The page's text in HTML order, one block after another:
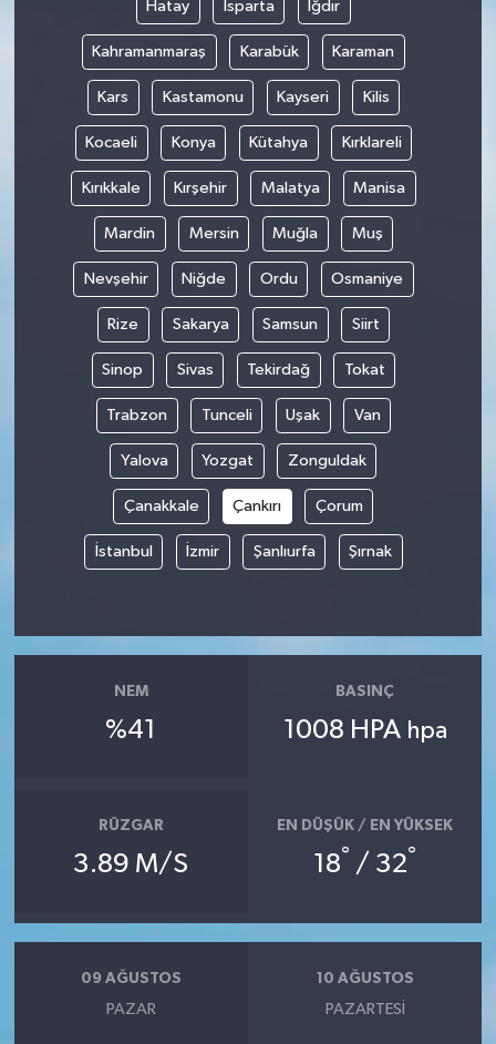
Hatay Isparta Iğdır
Kahramanmaraş Karabük Karaman
Kars Kastamonu Kayseri Kilis
Kocaeli Konya Kütahya Kırklareli
Kırıkkale Kırşehir Malatya Manisa
Mardin Mersin Muğla Muş
Nevşehir Niğde Ordu Osmaniye
Rize Sakarya Samsun Siirt
Sinop Sivas Tekirdağ Tokat
Trabzon Tunceli Uşak Van
Yalova Yozgat Zonguldak
Çanakkale Çankırı Çorum
İstanbul İzmir Şanlıurfa Şırnak
NEM
%41
BASINÇ
1008 HPA hpa
RÜZGAR
3.89 M/S
EN DÜŞÜK / EN YÜKSEK
18° / 32°
09 AĞUSTOS
PAZAR
10 AĞUSTOS
PAZARTESI